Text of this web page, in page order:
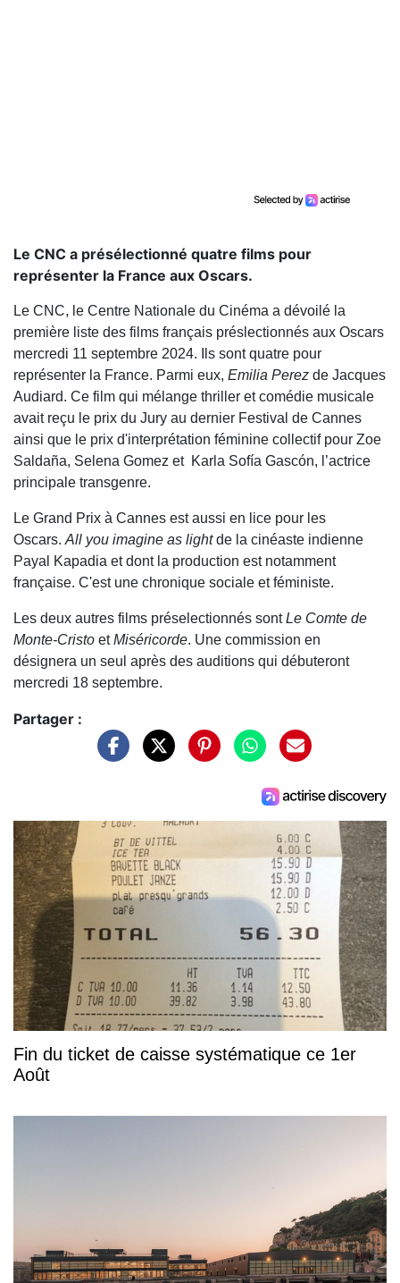
Le CNC a présélectionné quatre films pour
représenter la France aux Oscars.
Le CNC, le Centre Nationale du Cinéma a dévoilé la
première liste des films français préslectionnés aux Oscars
mercredi 11 septembre 2024. Ils sont quatre pour
représenter la France. Parmi eux, Emilia Perez de Jacques
Audiard. Ce film qui mélange thriller et comédie musicale
avait reçu le prix du Jury au dernier Festival de Cannes
ainsi que le prix d'interprétation féminine collectif pour Zoe
Saldaña, Selena Gomez et Karla Sofía Gascón, l’actrice
principale transgenre.
Le Grand Prix à Cannes est aussi en lice pour les
Oscars. All you imagine as lightde la cinéaste indienne
Payal Kapadia et dont la production est notamment
française. C'est une chronique sociale et féministe.
Les deux autres films préselectionnés sontLe Comte de
Monte-Cristo etMiséricorde. Une commission en
désignera un seul après des auditions qui débuteront
mercredi 18 septembre.
Partager :
Fin du ticket de caisse systématique ce 1er
Août